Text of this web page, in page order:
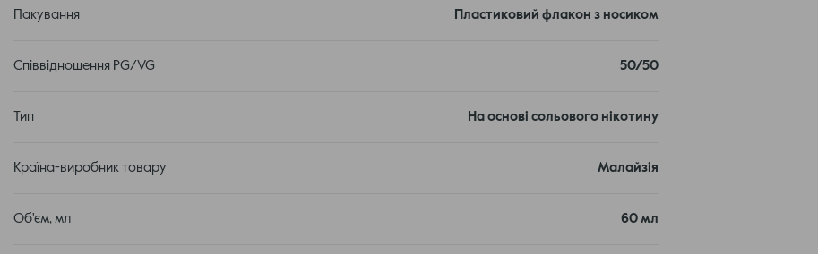
Пакування Пластиковий флакон з носиком
Співвідношення PG/VG 50/50
Тип На основі сольового нікотину
Країна-виробник товару Малайзія
Об'єм, мл 60 мл